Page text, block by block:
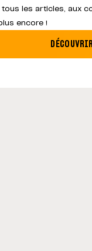
MotoGP : les cinq
tous les articles, aux
encore !
DÉCOUVRIR